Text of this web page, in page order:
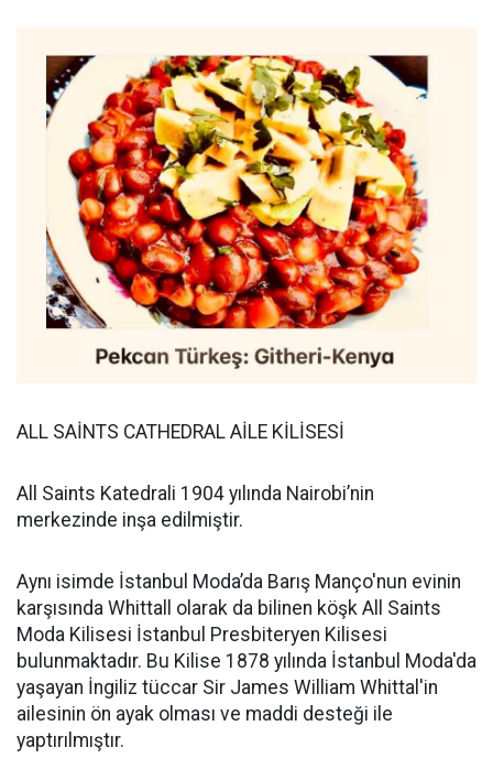
ALL SAİNTS CATHEDRAL AİLE KİLİSESİ
All Saints Katedrali 1904 yılında Nairobi’nin
merkezinde inşa edilmiştir.
Aynı isimde İstanbul Moda’da Barış Manço'nun evinin
karşısında Whittall olarak da bilinen köşk All Saints
Moda Kilisesi İstanbul Presbiteryen Kilisesi
bulunmaktadır. Bu Kilise 1878 yılında İstanbul Moda'da
yaşayan İngiliz tüccar Sir James William Whittal'in
ailesinin ön ayak olması ve maddi desteği ile
yaptırılmıştır.